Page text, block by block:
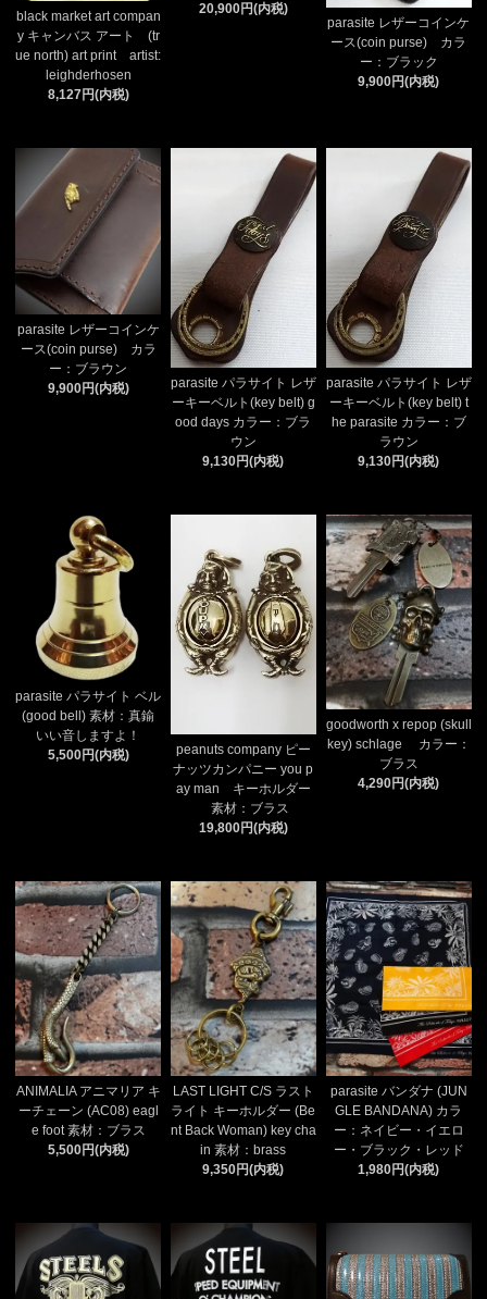
black market art compan
y キャンバス アート (tr
ue north) art print artist:
leighderhosen
8,127円(内税)
20,900円(内税)
parasite レザーコインケ
ース(coin purse) カラ
ー：ブラック
9,900円(内税)
parasite レザーコインケ
ース(coin purse) カラ
ー：ブラウン
9,900円(内税)
parasite パラサイト レザ
ーキーベルト(key belt) g
ood days カラー：ブラ
ウン
9,130円(内税)
parasite パラサイト レザ
ーキーベルト(key belt) t
he parasite カラー：ブ
ラウン
9,130円(内税)
parasite パラサイト ベル
(good bell) 素材：真鍮
いい音しますよ！
5,500円(内税)
peanuts company ピー
ナッツカンパニー you p
ay man キーホルダー
素材：ブラス
19,800円(内税)
goodworth x repop (skull
key) schlage カラー：
ブラス
4,290円(内税)
ANIMALIA アニマリア キ
ーチェーン (AC08) eagl
e foot 素材：ブラス
5,500円(内税)
LAST LIGHT C/S ラスト
ライト キーホルダー (Be
nt Back Woman) key cha
in 素材：brass
9,350円(内税)
parasite バンダナ (JUN
GLE BANDANA) カラ
ー：ネイビー・イエロ
ー・ブラック・レッド
1,980円(内税)